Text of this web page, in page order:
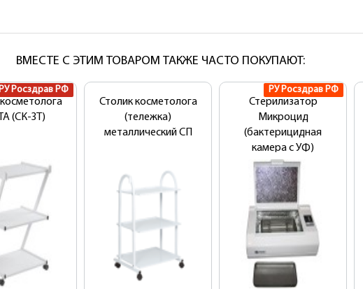
ВМЕСТЕ С ЭТИМ ТОВАРОМ ТАКЖЕ ЧАСТО ПОКУПАЮТ:
Росздрав РФ
(СК-ЗТ)
Столик косметолога
(тележка)
металлический СП
РУ Росздрав РФ
Стерилизатор
Микроцид
(бактерицидная
камера с УФ)